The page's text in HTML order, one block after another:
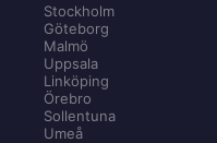
Stockholm
Göteborg
Malmö
Uppsala
Linköping
Örebro
Sollentuna
Umeå